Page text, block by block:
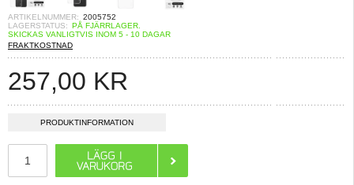
ARTIKELNUMMER: 2005752
LAGERSTATUS: PÅ FJÄRRLAGER.
SKICKAS VANLIGTVIS INOM 5 - 10 DAGAR
FRAKTKOSTNAD
257,00 KR
PRODUKTINFORMATION